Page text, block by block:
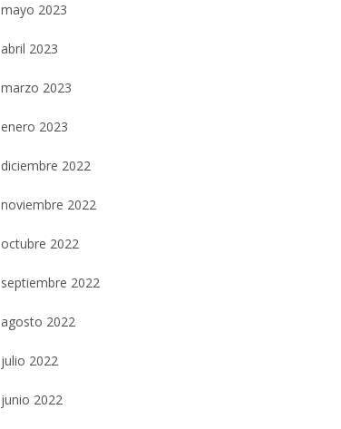
mayo 2023
abril 2023
marzo 2023
enero 2023
diciembre 2022
noviembre 2022
octubre 2022
septiembre 2022
agosto 2022
julio 2022
junio 2022